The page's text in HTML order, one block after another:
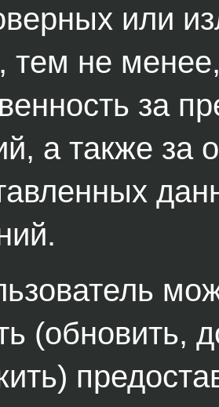
или
тем не
за
а также за
(обновить,